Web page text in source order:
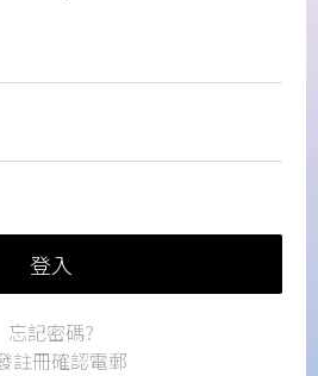
登入
忘記密碼?
註冊確認電郵